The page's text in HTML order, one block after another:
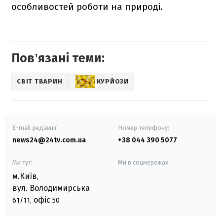
особливостей роботи на природі.
Повʼязані теми:
СВІТ ТВАРИН КУРЙОЗИ
E-mail редакції
news24@24tv.com.ua
Номер телефону:
+38 044 390 5077
Ми тут:
м.Київ,
вул. Володимирська
61/11, офіс 50
Ми в соцмережах: